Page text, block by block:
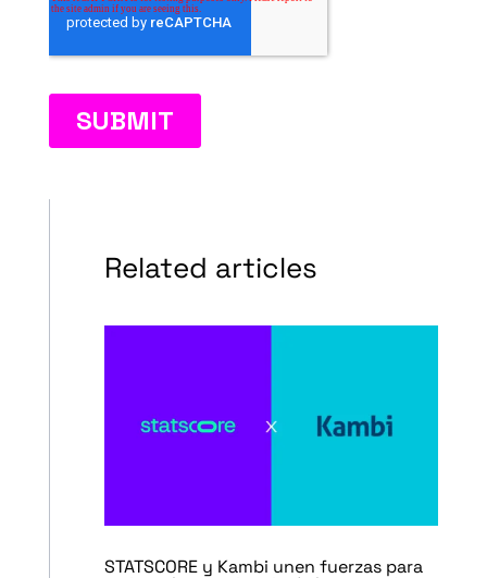
Related articles
STATSCORE y Kambi unen fuerzas para